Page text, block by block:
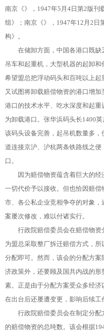
南京《》，1947年5月4日第2版刊
组》；南京《》，1947年12月2日
构》。
在储卸方面，中国各港口既缺
吊车和起重机，大型机器的起卸
希望盟总把浮动码头和百吨以上
又试图将卸载赔偿物资的港口增
港口的技术水平、吃水深度和起
为卸载港口。张华浜码头长1400
该码头设备完善，起吊机数量多
道连接京沪、沪杭两条铁路线之
口。
因为赔偿物资蕴含着巨大的经
一切代价予以接收。但也恰因赔
市、各公私企业竞相争夺的对象
案屡次修改，难以付诸实行。
行政院赔偿委员会在赔偿物资
为盟总采取整厂拆迁赔偿方式，
分配即可。然而，该会的分配方
济政策外，还要顾及国共内战的
素。正是由于分配方案受众多经济
在出台后还屡遭变更，影响后续工
行政院赔偿委员会在制定分配
的赔偿物资的总吨数。该会根据